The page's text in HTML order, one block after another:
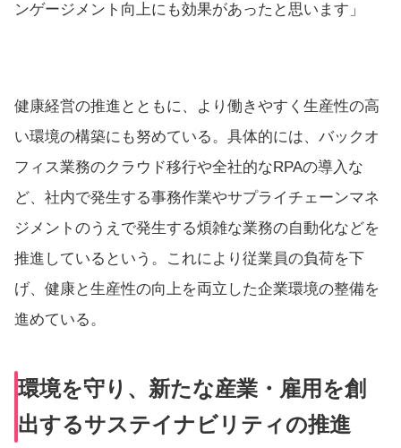
ンゲージメント向上にも効果があったと思います」
健康経営の推進とともに、より働きやすく生産性の高
い環境の構築にも努めている。具体的には、バックオ
フィス業務のクラウド移行や全社的なRPAの導入な
ど、社内で発生する事務作業やサプライチェーンマネ
ジメントのうえで発生する煩雑な業務の自動化などを
推進しているという。これにより従業員の負荷を下
げ、健康と生産性の向上を両立した企業環境の整備を
進めている。
環境を守り、新たな産業・雇用を創
出するサステイナビリティの推進